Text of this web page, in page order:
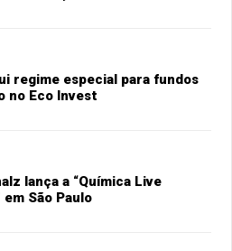
regime especial para fundos
no Eco Invest
lança a “Química Live
São Paulo